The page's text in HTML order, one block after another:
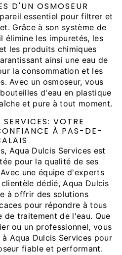
D'UN OSMOSEUR
essentiel pour filtrer et
Grâce à son système de
élimine les impuretés, les
les produits chimiques
ainsi une eau de
la consommation et les
Avec un osmoseur, vous
d'eau en plastique
et pure à tout moment.
VOTRE
À PAS-DE-
Aqua Dulcis Services est
pour la qualité de ses
une équipe d'experts
dédié, Aqua Dulcis
à offrir des solutions
pour répondre à tous
de traitement de l'eau. Que
ou un professionnel, vous
Aqua Dulcis Services pour
fiable et performant.